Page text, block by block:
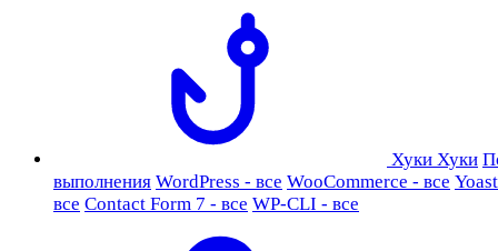
Хуки Хуки
выполнения WordPress - все WooCommerce - все
все Contact Form 7 - все WP-CLI - все